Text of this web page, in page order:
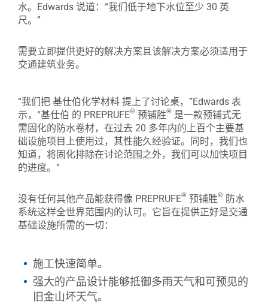
水。Edwards 说道：“我们低于地下水位至少 30 英
尺。”
需要立即提供更好的解决方案且该解决方案必须适用于
交通建筑业务。
“我们把 基仕伯化学材料 提上了讨论桌，”Edwards 表
示，“基仕伯 的 PREPRUFE® 预铺胜® 是一款预铺式无
需固化的防水卷材，在过去 20 多年内的上百个主要基
础设施项目上使用过，其性能久经验证。同时，我们也
知道，将固化排除在讨论范围之外，我们可以加快项目
的进度。”
没有任何其他产品能获得像 PREPRUFE® 预铺胜® 防水
系统这样全世界范围内的认可。它旨在提供正好是交通
基础设施所需的一切：
施工快速简单。
强大的产品设计能够抵御多雨天气和可预见的
旧金山坏天气。